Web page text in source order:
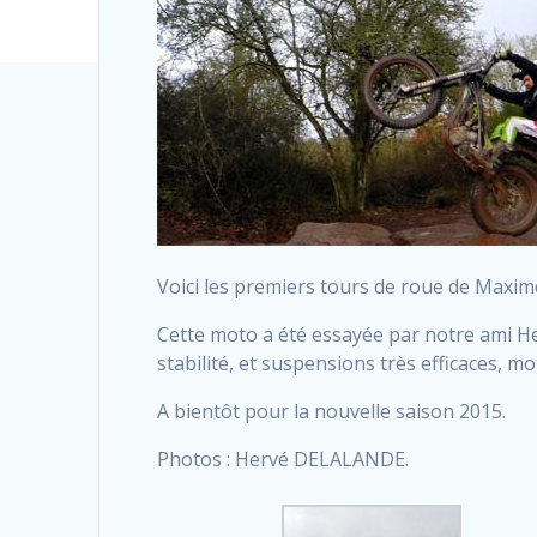
Voici les premiers tours de roue de
Cette moto a été essayée par notre ami
stabilité, et suspensions très efficaces,
A bientôt pour la nouvelle saison 2015.
Photos : Hervé DELALANDE.